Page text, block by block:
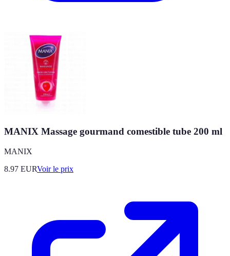
MANIX Massage gourmand comestible tube 200 ml
MANIX
8.97 EURVoir le prix